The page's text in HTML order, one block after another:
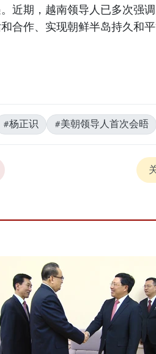
近期，越南领导人已多次强
合作、实现朝鲜半岛持久和
#杨正识 #美朝领导人首次会晤